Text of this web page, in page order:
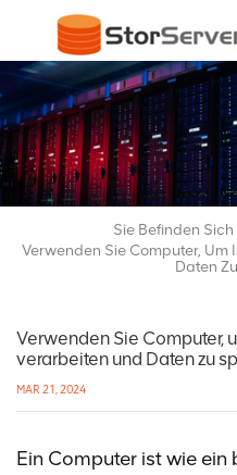
Sie Befinden Sich
Verwenden Sie Computer, Um
Daten
Verwenden Sie Computer,
verarbeiten und Daten zu
MAR 21, 2024
Ein Computer ist wie